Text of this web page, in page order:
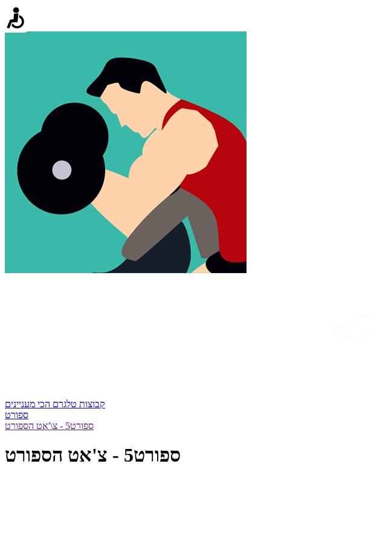
קבוצות טלגרם הכי מעניינים
ספורט
ספורט5 - צ\'אט הספורט
ספורט5 - צ'אט הספורט